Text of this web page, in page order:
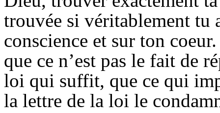
trouvée si véritablement tu
conscience et sur ton
que ce n’est pas le fait de
loi qui suffit, que ce qui
la lettre de la loi le